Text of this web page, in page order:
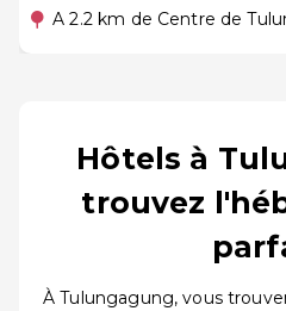
A 2.2 km de Centre de
Hôtels à
trouvez
À Tulungagung, vous